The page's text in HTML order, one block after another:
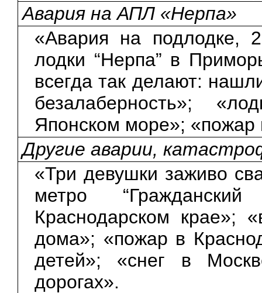
Авария на АПЛ «Нерпа»
«Авария на подлодке,
лодки “Нерпа” в
всегда так делают:
безалаберность»;
Японском море»; «пожар
Другие аварии,
«Три девушки заживо
метро
Краснодарском крае»;
дома»; «пожар в
детей»; «снег в
дорогах».